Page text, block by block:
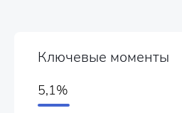
Ключевые моменты
5,1%